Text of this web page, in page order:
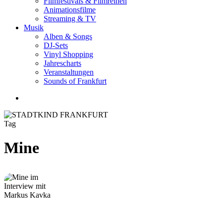
Animationsfilme
Streaming & TV
Musik
Alben & Songs
DJ-Sets
Vinyl Shopping
Jahrescharts
Veranstaltungen
Sounds of Frankfurt
Tag
Mine